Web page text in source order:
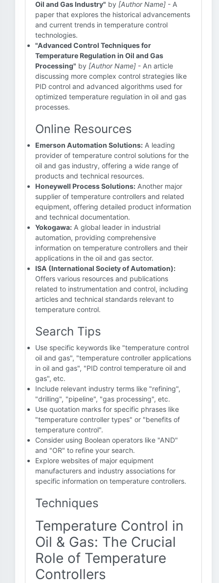
Oil and Gas Industry" by [Author Name] - A
paper that explores the historical advancements
and current trends in temperature control
technologies.
"Advanced Control Techniques for
Temperature Regulation in Oil and Gas
Processing" by [Author Name] - An article
discussing more complex control strategies like
PID control and advanced algorithms used for
optimized temperature regulation in oil and gas
processes.
Online Resources
Emerson Automation Solutions: A leading
provider of temperature control solutions for the
oil and gas industry, offering a wide range of
products and technical resources.
Honeywell Process Solutions: Another major
supplier of temperature controllers and related
equipment, offering detailed product information
and technical documentation.
Yokogawa: A global leader in industrial
automation, providing comprehensive
information on temperature controllers and their
applications in the oil and gas sector.
ISA (International Society of Automation):
Offers various resources and publications
related to instrumentation and control, including
articles and technical standards relevant to
temperature control.
Search Tips
Use specific keywords like "temperature control
oil and gas", "temperature controller applications
in oil and gas", "PID control temperature oil and
gas", etc.
Include relevant industry terms like "refining",
"drilling", "pipeline", "gas processing", etc.
Use quotation marks for specific phrases like
"temperature controller types" or "benefits of
temperature control".
Consider using Boolean operators like "AND"
and "OR" to refine your search.
Explore websites of major equipment
manufacturers and industry associations for
specific information on temperature controllers.
Techniques
Temperature Control in
Oil & Gas: The Crucial
Role of Temperature
Controllers